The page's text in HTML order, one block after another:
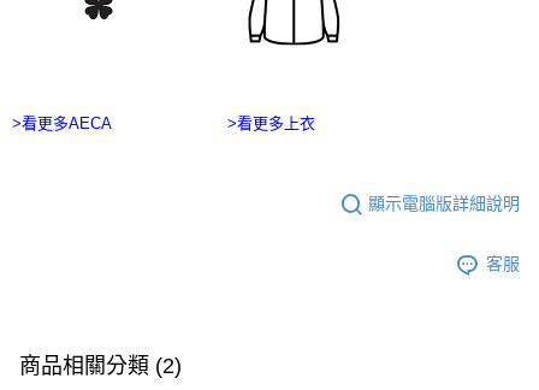
２．關於個人資料處理事宜，請瀏覽以下網址：
>看更多AECA >看更多上衣
顯示電腦版詳細說明
客服
商品相關分類 (2)